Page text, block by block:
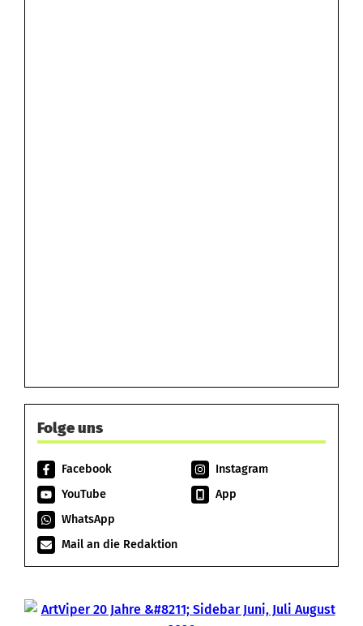
Folge uns
Facebook
Instagram
YouTube
App
WhatsApp
Mail an die Redaktion